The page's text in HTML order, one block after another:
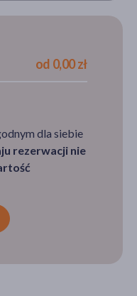
od 0,00 zł
dla siebie
rezerwacji nie